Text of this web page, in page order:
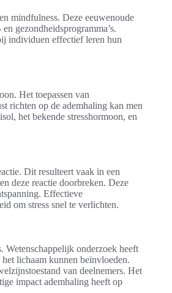
mindfulness. Deze eeuwenoude
gezondheidsprogramma’s.
individuen effectief leren hun
Het toepassen van
richten op de ademhaling kan men
het bekende stresshormoon, en
Dit resulteert vaak in een
deze reactie doorbreken. Deze
Effectieve
om stress snel te verlichten.
Wetenschappelijk onderzoek heeft
lichaam kunnen beïnvloeden.
van deelnemers. Het
impact ademhaling heeft op